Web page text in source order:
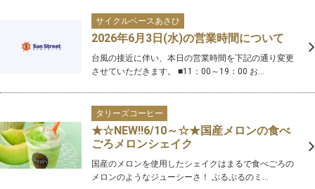
サイクルベースあさひ
2026年6月3日(水)の営業時間について
台風の接近に伴い、本日の営業時間を下記の通り変更
させていただきます。 ■11：00～19：00 お...
タリーズコーヒー
★☆NEW‼6/10～☆★国産メロンの食べ
ごろメロンシェイク
国産のメロンを使用したシェイクはまるで食べごろの
メロンのようなジューシーさ！ ぷるぷるのミ...